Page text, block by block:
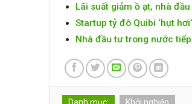
Lãi suất giảm ồ ạt, nhà
Startup tỷ đô Quibi ‘hụt hơi’
Nhà đầu tư trong nước
Danh mục: Khởi nghiệp